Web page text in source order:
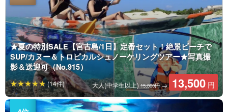
★夏の特別SALE【宮古島/1日】定番セット！絶景ビーチで
SUP/カヌー＆トロピカルシュノーケリングツアー★写真撮
影＆送迎可（No.915）
大人(中学生以上) 15,800円→ 13,500 円
(14件)